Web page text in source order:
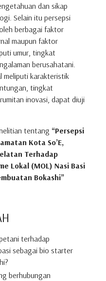
dan sikap
Selain itu persepsi
berbagai faktor
maupun faktor
umur, tingkat
berusahatani.
meliputi karakteristik
tingkat
inovasi, dapat diuji
tentang “Persepsi
Kota So’E,
Terhadap
Lokal (MOL) Nasi Basi
Bokashi”
terhadap
sebagai bio starter
berhubungan